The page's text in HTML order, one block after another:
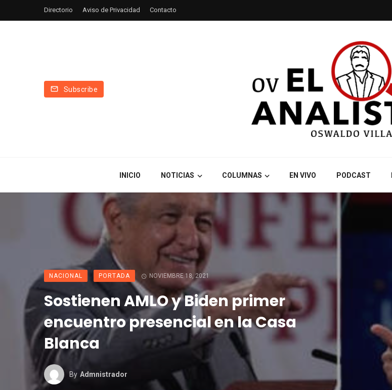
Directorio Aviso de Privacidad Contacto
Subscribe
INICIO NOTICIAS COLUMNAS EN VIVO PODCAST
NACIONAL PORTADA NOVIEMBRE 18, 2021
Sostienen AMLO y Biden primer
encuentro presencial en la Casa
Blanca
By Admnistrador